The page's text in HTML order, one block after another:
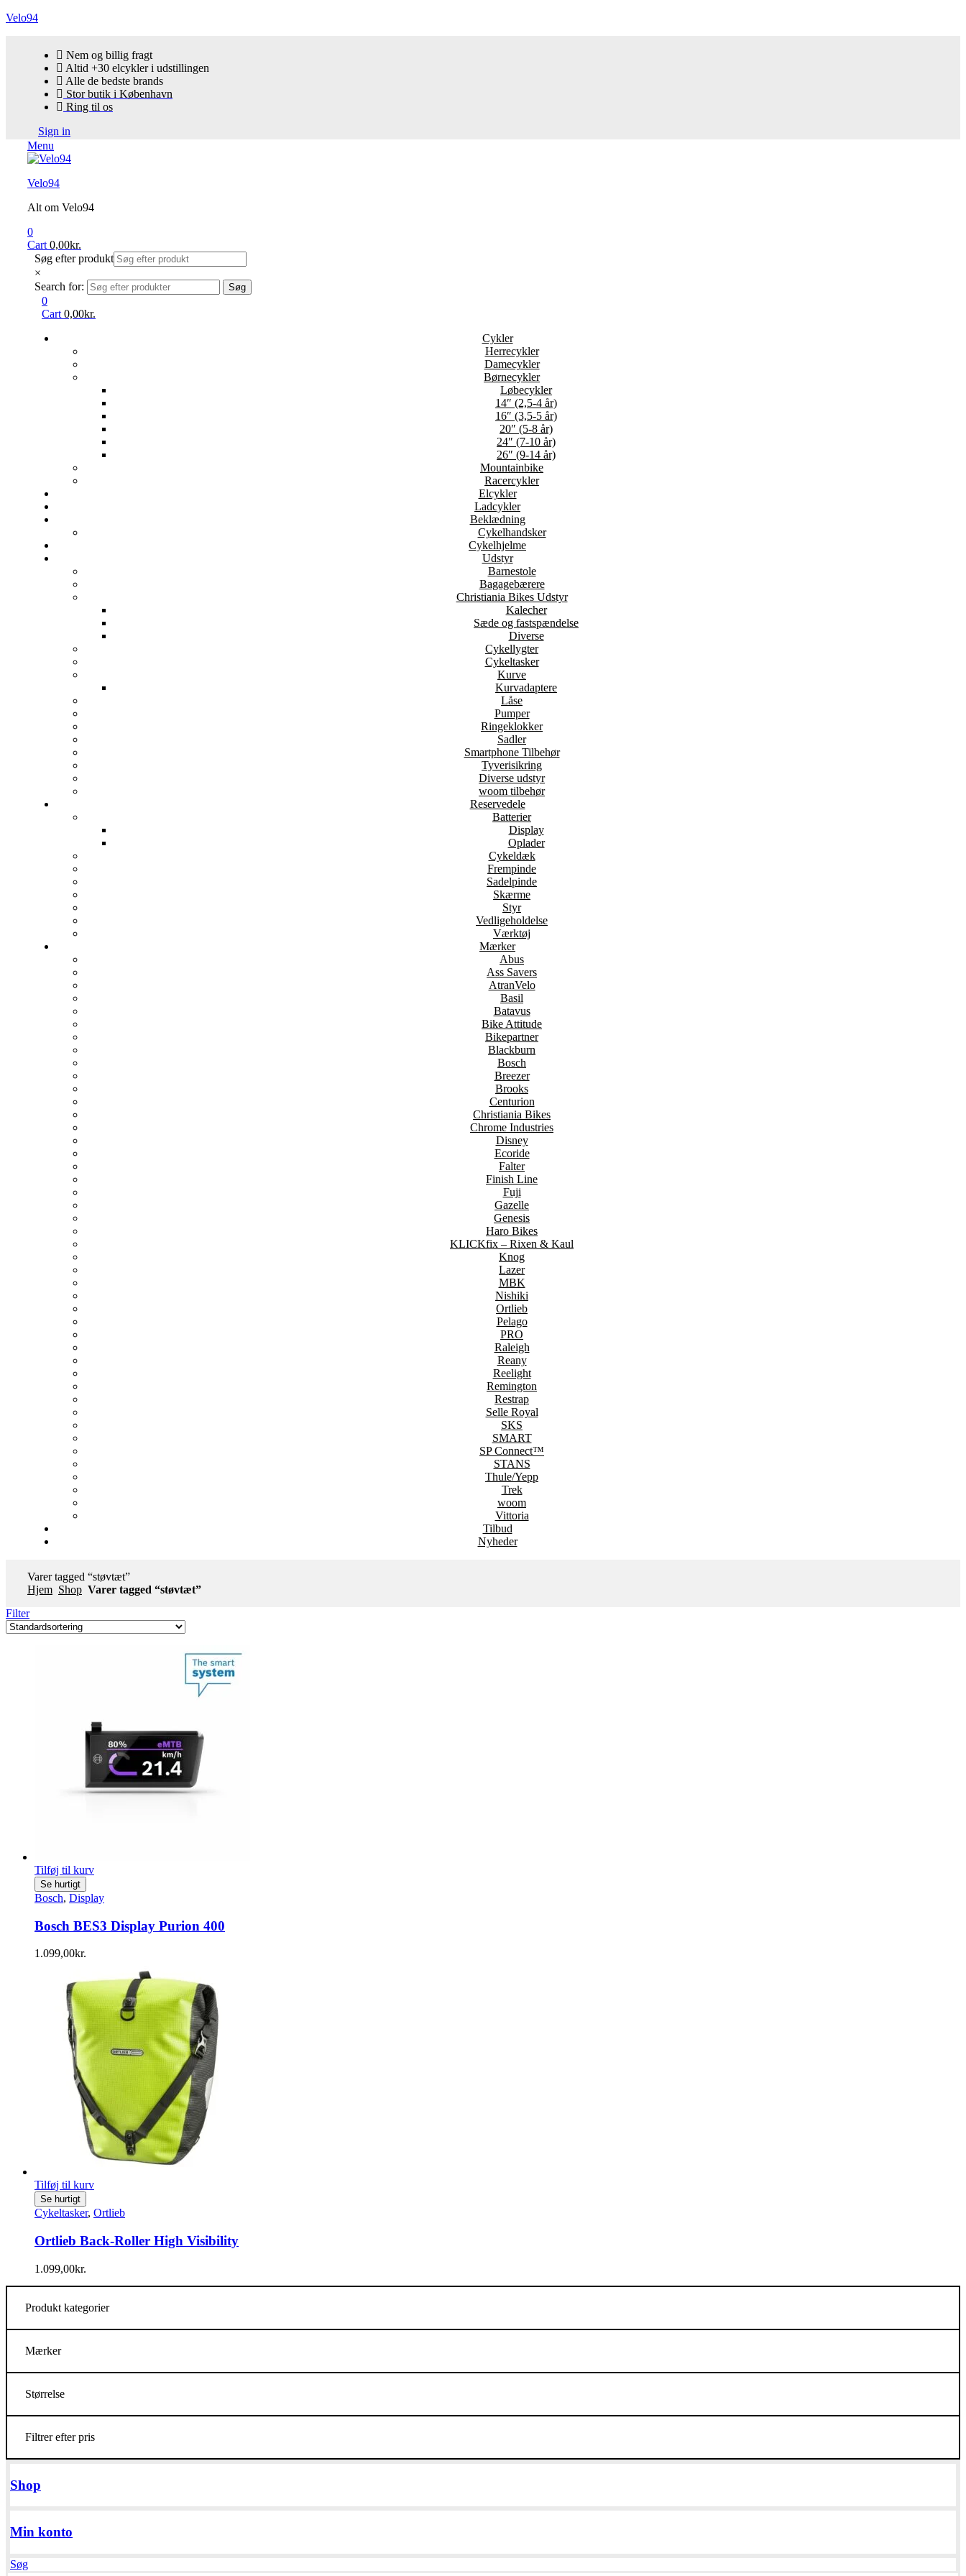
Velo94
Nem og billig fragt
Altid +30 elcykler i udstillingen
Alle de bedste brands
Stor butik i København
Ring til os
Sign in
Menu
Velo94
Alt om Velo94
0
Cart 0,00kr.
Søg efter produkt
×
Search for:
Søg
0
Cart 0,00kr.
Cykler
Herrecykler
Damecykler
Børnecykler
Løbecykler
14″ (2,5-4 år)
16″ (3,5-5 år)
20″ (5-8 år)
24″ (7-10 år)
26″ (9-14 år)
Mountainbike
Racercykler
Elcykler
Ladcykler
Beklædning
Cykelhandsker
Cykelhjelme
Udstyr
Barnestole
Bagagebærere
Christiania Bikes Udstyr
Kalecher
Sæde og fastspændelse
Diverse
Cykellygter
Cykeltasker
Kurve
Kurvadaptere
Låse
Pumper
Ringeklokker
Sadler
Smartphone Tilbehør
Tyverisikring
Diverse udstyr
woom tilbehør
Reservedele
Batterier
Display
Oplader
Cykeldæk
Frempinde
Sadelpinde
Skærme
Styr
Vedligeholdelse
Værktøj
Mærker
Abus
Ass Savers
AtranVelo
Basil
Batavus
Bike Attitude
Bikepartner
Blackburn
Bosch
Breezer
Brooks
Centurion
Christiania Bikes
Chrome Industries
Disney
Ecoride
Falter
Finish Line
Fuji
Gazelle
Genesis
Haro Bikes
KLICKfix – Rixen & Kaul
Knog
Lazer
MBK
Nishiki
Ortlieb
Pelago
PRO
Raleigh
Reany
Reelight
Remington
Restrap
Selle Royal
SKS
SMART
SP Connect™
STANS
Thule/Yepp
Trek
woom
Vittoria
Tilbud
Nyheder
Varer tagged “støvtæt”
Hjem Shop Varer tagged “støvtæt”
Filter
Tilføj til kurv
Se hurtigt
Bosch, Display
Bosch BES3 Display Purion 400
1.099,00kr.
Tilføj til kurv
Se hurtigt
Cykeltasker, Ortlieb
Ortlieb Back-Roller High Visibility
1.099,00kr.
Produkt kategorier
Mærker
Størrelse
Filtrer efter pris
Shop
Min konto
Søg